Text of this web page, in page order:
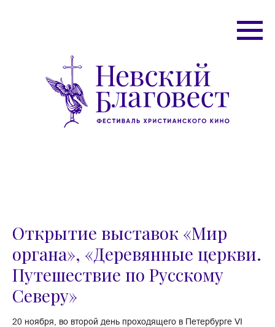
Открытие выставок «Мир
органа», «Деревянные церкви.
Путешествие по Русскому
Северу»
20 ноября, во второй день проходящего в Петербурге VI